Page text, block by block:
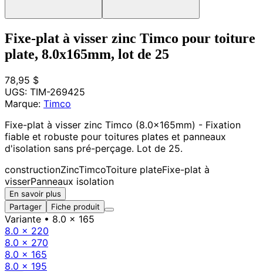
Fixe-plat à visser zinc Timco pour toiture
plate, 8.0x165mm, lot de 25
78,95 $
UGS: TIM-269425
Marque: Timco
Fixe-plat à visser zinc Timco (8.0x165mm) - Fixation
fiable et robuste pour toitures plates et panneaux
d'isolation sans pré-perçage. Lot de 25.
constructionZincTimcoToiture plateFixe-plat à
visserPanneaux isolation
En savoir plus
Partager
Fiche produit
Variante • 8.0 x 165
8.0 x 220
8.0 x 270
8.0 x 165
8.0 x 195